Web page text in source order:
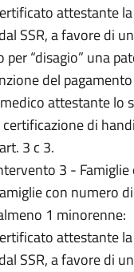
attestante
SSR, a favore di
per “disagio” una
del
attestante lo
certificazione di
3 c 3.
3 -
con numero
1 minorenne:
attestante
SSR, a favore di